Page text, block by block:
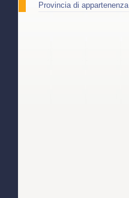
Provincia di appartenenza